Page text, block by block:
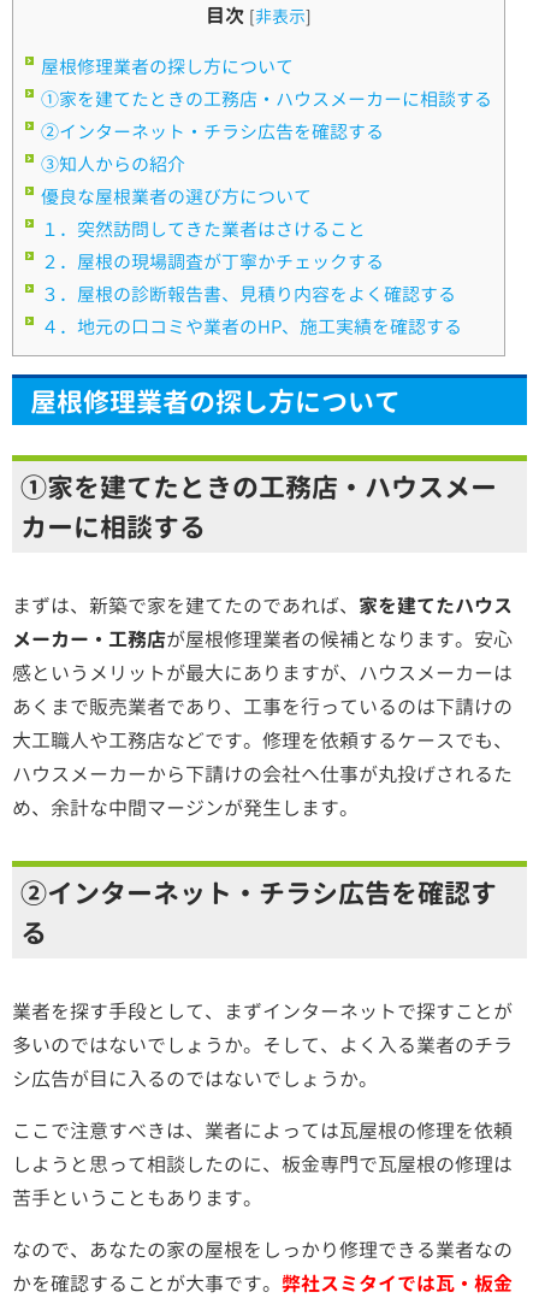
目次 [非表示]
屋根修理業者の探し方について
①家を建てたときの工務店・ハウスメーカーに相談する
②インターネット・チラシ広告を確認する
③知人からの紹介
優良な屋根業者の選び方について
１．突然訪問してきた業者はさけること
２．屋根の現場調査が丁寧かチェックする
３．屋根の診断報告書、見積り内容をよく確認する
４．地元の口コミや業者のHP、施工実績を確認する
屋根修理業者の探し方について
①家を建てたときの工務店・ハウスメー
カーに相談する
まずは、新築で家を建てたのであれば、 家を建てたハウス
メーカー・工務店が屋根修理業者の候補となります。安心
感というメリットが最大にありますが、 ハウスメーカーは
あくまで販売業者であり、工事を行っているのは下請けの
大工職人や工務店などです。修理を依頼するケースでも、
ハウスメーカーから下請けの会社へ仕事が丸投げされるた
め、余計な中間マージンが発生します。
②インターネット・チラシ広告を確認す
る
業者を探す手段として、まずインターネットで探すことが
多いのではないでしょうか。そして、よく入る業者のチラ
シ広告が目に入るのではないでしょうか。
ここで注意すべきは、業者によっては瓦屋根の修理を依頼
しようと思って相談したのに、板金専門で瓦屋根の修理は
苦手ということもあります。
なので、あなたの家の屋根をしっかり修理できる業者なの
かを確認することが大事です。 弊社スミタイでは瓦・板金